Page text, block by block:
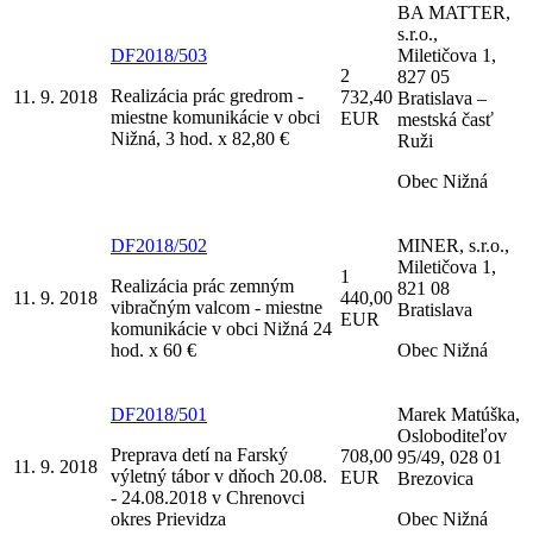
11. 9. 2018
DF2018/503
Realizácia prác gredrom -
miestne komunikácie v obci
Nižná, 3 hod. x 82,80 €
2
732,40
EUR
BA MATTER,
s.r.o.,
Miletičova 1,
827 05
Bratislava –
mestská časť
Ruži
Obec Nižná
11. 9. 2018
DF2018/502
Realizácia prác zemným
vibračným valcom - miestne
komunikácie v obci Nižná 24
hod. x 60 €
1
440,00
EUR
MINER, s.r.o.,
Miletičova 1,
821 08
Bratislava
Obec Nižná
11. 9. 2018
DF2018/501
Preprava detí na Farský
výletný tábor v dňoch 20.08.
- 24.08.2018 v Chrenovci
okres Prievidza
708,00
EUR
Marek Matúška,
Osloboditeľov
95/49, 028 01
Brezovica
Obec Nižná